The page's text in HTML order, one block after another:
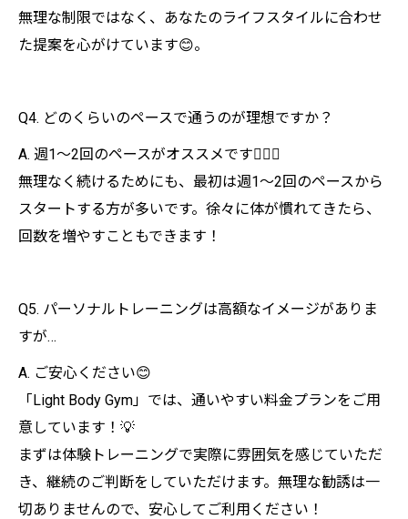
無理な制限ではなく、あなたのライフスタイルに合わせ
た提案を心がけています😊。
Q4. どのくらいのペースで通うのが理想ですか？
A. 週1～2回のペースがオススメです🏃‍♀️✨
無理なく続けるためにも、最初は週1〜2回のペースから
スタートする方が多いです。徐々に体が慣れてきたら、
回数を増やすこともできます！
Q5. パーソナルトレーニングは高額なイメージがありま
すが…
A. ご安心ください😊
「Light Body Gym」では、通いやすい料金プランをご用
意しています！💡
まずは体験トレーニングで実際に雰囲気を感じていただ
き、継続のご判断をしていただけます。無理な勧誘は一
切ありませんので、安心してご利用ください！